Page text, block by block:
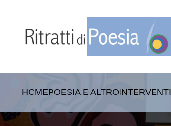
HOMEPOESIA E ALTROINTERVENTI